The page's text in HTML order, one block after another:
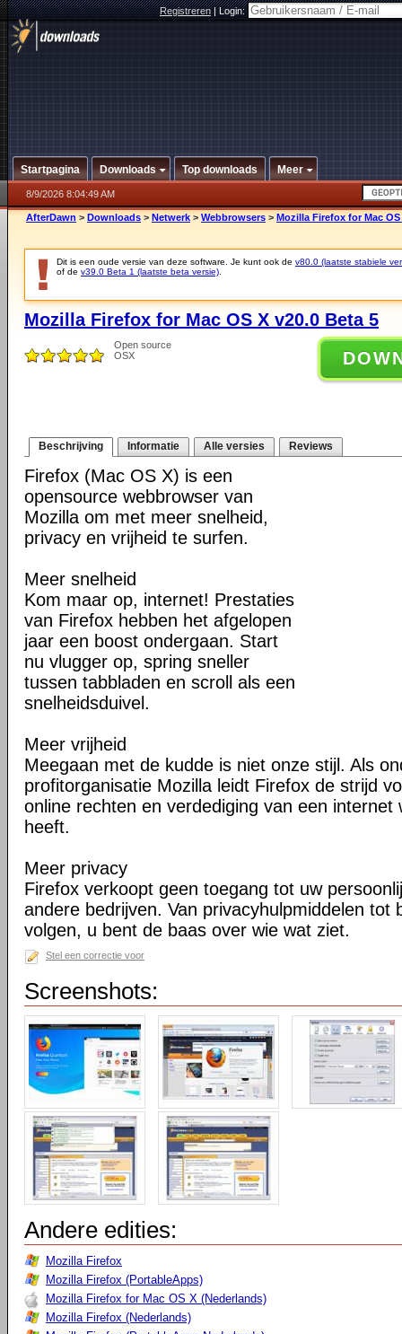
Registreren|Login:
Startpagina Downloads Top downloads Meer
8/9/2026 8:04:49 AM
AfterDawn > Downloads > Netwerk > Webbrowsers > Mozilla Firefox for Mac OS
Dit is een oude versie van deze software. Je kunt ook de v80.0 (laatste stabiele
of de v39.0 Beta 1 (laatste beta versie)
Mozilla Firefox for Mac OS X v20.0 Beta 5
Open source
OSX
Beschrijving Informatie Alle versies Reviews
Firefox (Mac OS X) is een
opensource webbrowser van
Mozilla om met meer snelheid,
privacy en vrijheid te surfen.
Meer snelheid
Kom maar op, internet! Prestaties
van Firefox hebben het afgelopen
jaar een boost ondergaan. Start
nu vlugger op, spring sneller
tussen tabbladen en scroll als een
snelheidsduivel.
Meer vrijheid
Meegaan met de kudde is niet onze stijl. Als
profitorganisatie Mozilla leidt Firefox de strijd
online rechten en verdediging van een internet
heeft.
Meer privacy
Firefox verkoopt geen toegang tot uw
andere bedrijven. Van privacyhulpmiddelen tot
volgen, u bent de baas over wie wat ziet.
Stel een correctie voor
Screenshots:
Andere edities:
Mozilla Firefox
Mozilla Firefox (PortableApps)
Mozilla Firefox for Mac OS X (Nederlands)
Mozilla Firefox (Nederlands)